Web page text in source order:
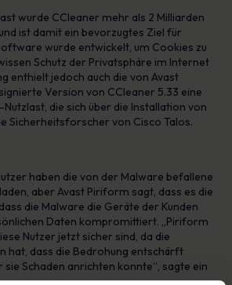
wurde CCleaner mehr als 2 Milliarden
ist damit ein bevorzugtes Ziel für
wurde entwickelt, um Cookies zu
Schutz der Privatsphäre im Internet
enthielt jedoch auch die von Avast
Version von CCleaner 5.33 eine
die sich über die Installation von
Sicherheitsforscher von Cisco Talos.
haben die von der Malware befallene
aber Avast Piriform sagt, dass es die
die Malware die Geräte der Kunden
Daten kompromittiert. „Piriform
Nutzer jetzt sicher sind, da die
hat, dass die Bedrohung entschärft
Schaden anrichten konnte“, sagte ein